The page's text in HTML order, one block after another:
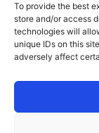
To provide the best
store and/or access
technologies will
unique IDs on this
adversely affect